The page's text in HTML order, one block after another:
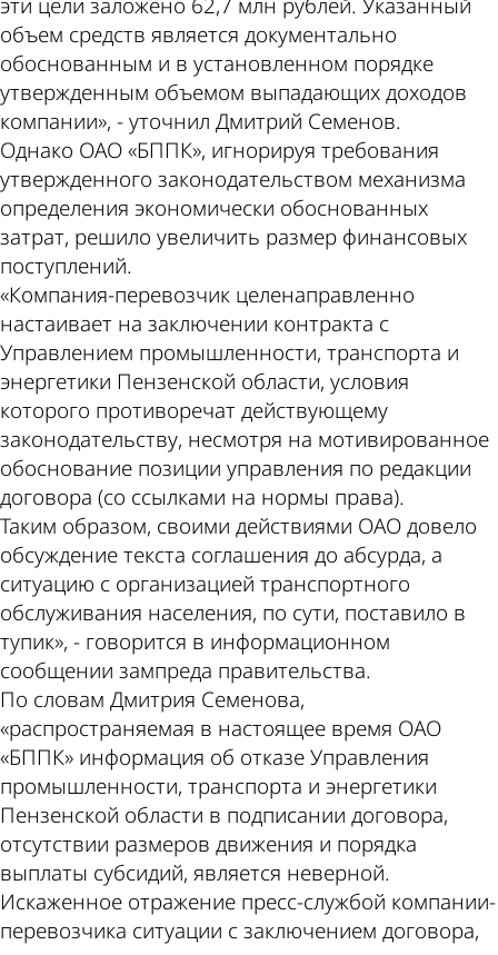
объем средств является документально
обоснованным и в установленном порядке
утвержденным объемом выпадающих доходов
компании», - уточнил Дмитрий Семенов.
Однако ОАО «БППК», игнорируя требования
утвержденного законодательством механизма
определения экономически обоснованных
затрат, решило увеличить размер финансовых
поступлений.
«Компания-перевозчик целенаправленно
настаивает на заключении контракта с
Управлением промышленности, транспорта и
энергетики Пензенской области, условия
которого противоречат действующему
законодательству, несмотря на мотивированное
обоснование позиции управления по редакции
договора (со ссылками на нормы права).
Таким образом, своими действиями ОАО довело
обсуждение текста соглашения до абсурда, а
ситуацию с организацией транспортного
обслуживания населения, по сути, поставило в
тупик», - говорится в информационном
сообщении зампреда правительства.
По словам Дмитрия Семенова,
«распространяемая в настоящее время ОАО
«БППК» информация об отказе Управления
промышленности, транспорта и энергетики
Пензенской области в подписании договора,
отсутствии размеров движения и порядка
выплаты субсидий, является неверной.
Искаженное отражение пресс-службой компании-
перевозчика ситуации с заключением договора,